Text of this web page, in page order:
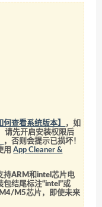
何查看系统版本】
，如
请先开启安装权限后
，否则会提示已损坏！
用App Cleaner &
持ARM和intel芯片电
结尾标注“intel”或
M5芯片，即使未来